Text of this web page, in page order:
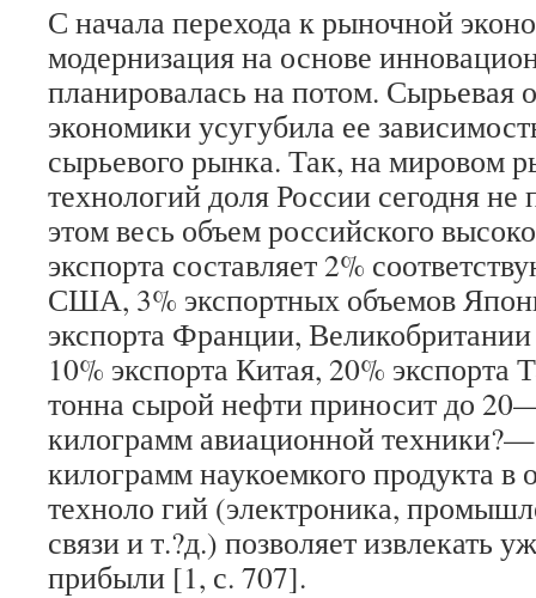
С начала перехода к рыночной
модернизация на основе
планировалась на потом. Сырьевая
экономики усугубила ее
сырьевого рынка. Так, на мировом
технологий доля России сегодня
этом весь объем российского
экспорта составляет 2%
США, 3% экспортных объемов
экспорта Франции,
10% экспорта Китая, 20% экспорта
тонна сырой нефти приносит до
килограмм авиационной
килограмм наукоемкого продукта в
техноло­ гий (электроника,
связи и т.?д.) позволяет извлекать
прибыли [1, с. 707].